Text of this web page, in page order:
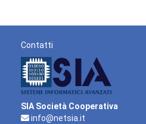
Contatti
SIA Società Cooperativa
info@netsia.it